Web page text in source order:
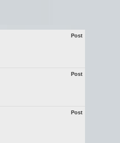
Post
Post
Post